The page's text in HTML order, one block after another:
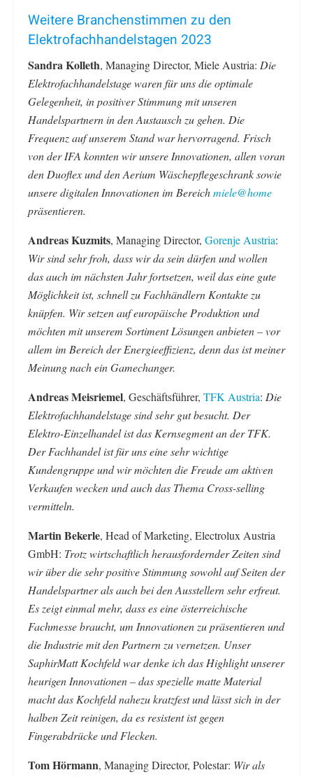
Weitere Branchenstimmen zu den
Elektrofachhandelstagen 2023
Sandra Kolleth, Managing Director, Miele Austria: Die
Elektrofachhandelstage waren für uns die optimale
Gelegenheit, in positiver Stimmung mit unseren
Handelspartnern in den Austausch zu gehen. Die
Frequenz auf unserem Stand war hervorragend. Frisch
von der IFA konnten wir unsere Innovationen, allen voran
den Duoflex und den Aerium Wäschepflegeschrank sowie
unsere digitalen Innovationen im Bereichmiele@home
präsentieren.
Andreas Kuzmits, Managing Director, Gorenje Austria:
Wir sind sehr froh, dass wir da sein dürfen und wollen
das auch im nächsten Jahr fortsetzen, weil das eine gute
Möglichkeit ist, schnell zu Fachhändlern Kontakte zu
knüpfen. Wir setzen auf europäische Produktion und
möchten mit unserem Sortiment Lösungen anbieten – vor
allem im Bereich der Energieeffizienz, denn das ist meiner
Meinung nach ein Gamechanger.
Andreas Meisriemel, Geschäftsführer, TFK Austria: Die
Elektrofachhandelstage sind sehr gut besucht. Der
Elektro-Einzelhandel ist das Kernsegment an der TFK.
Der Fachhandel ist für uns eine sehr wichtige
Kundengruppe und wir möchten die Freude am aktiven
Verkaufen wecken und auch das Thema Cross-selling
vermitteln.
Martin Bekerle, Head of Marketing, Electrolux Austria
GmbH: Trotz wirtschaftlich herausfordernder Zeiten sind
wir über die sehr positive Stimmung sowohl auf Seiten der
Handelspartner als auch bei den Ausstellern sehr erfreut.
Es zeigt einmal mehr, dass es eine österreichische
Fachmesse braucht, um Innovationen zu präsentieren und
die Industrie mit den Partnern zu vernetzen. Unser
SaphirMatt Kochfeld war denke ich das Highlight unserer
heurigen Innovationen – das spezielle matte Material
macht das Kochfeld nahezu kratzfest und lässt sich in der
halben Zeit reinigen, da es resistent ist gegen
Fingerabdrücke und Flecken.
Tom Hörmann, Managing Director, Polestar: Wir als